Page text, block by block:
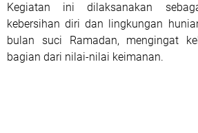
Kegiatan ini dilaksanakan
kebersihan diri dan lingkungan
bulan suci Ramadan, mengingat
bagian dari nilai-nilai keimanan.